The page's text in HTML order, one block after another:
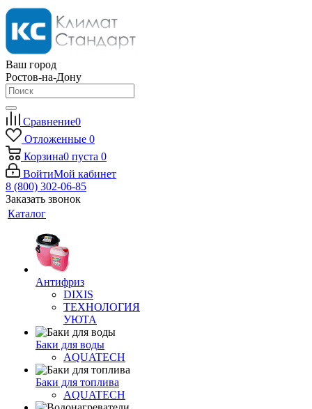
Ваш город
Ростов-на-Дону
Сравнение0
Отложенные 0
Корзина0 пуста 0
ВойтиМой кабинет
8 (800) 302-06-85
Заказать звонок
Каталог
Антифриз
DIXIS
ТЕХНОЛОГИЯ
УЮТА
Баки для воды
AQUATECH
Баки для топлива
AQUATECH